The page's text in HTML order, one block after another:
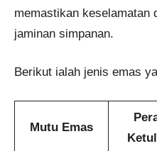
memastikan keselamatan
jaminan simpanan.
Berikut ialah jenis emas
Mutu Emas